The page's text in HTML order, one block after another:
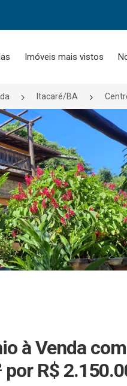
Imóveis mais vistos
Itacaré/BA
à Venda
por R$